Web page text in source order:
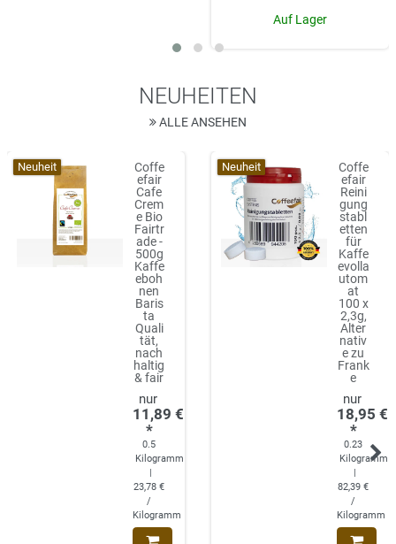
Auf Lager
NEUHEITEN
ALLE ANSEHEN
Neuheit
Coffe
efair
Cafe
Crem
e Bio
Fairtr
ade -
500g
Kaffe
eboh
nen
Baris
ta
Quali
tät,
nach
haltig
& fair
11,89 €
*
0.5
Kilogramm
23,78 €
/
Kilogramm
Neuheit
Coffe
efair
Reini
gung
stabl
etten
für
Kaffe
evolla
utom
at
100 x
2,3g,
Alter
nativ
e zu
Frank
e
18,95 €
*
0.23
Kilogramm
82,39 €
/
Kilogramm